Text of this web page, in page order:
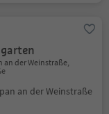
an der Weinstraße,
an der Weinstraße